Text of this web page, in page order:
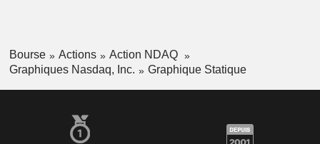
Bourse Actions
Action NDAQ
Graphiques Nasdaq, Inc.
Graphique Statique